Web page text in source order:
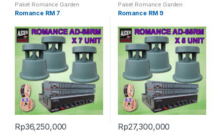
Paket Romance Garden
Speaker
Romance RM 7
Rp36,250,000
Paket Romance Garden
Speaker
Romance RM 9
Rp27,300,000